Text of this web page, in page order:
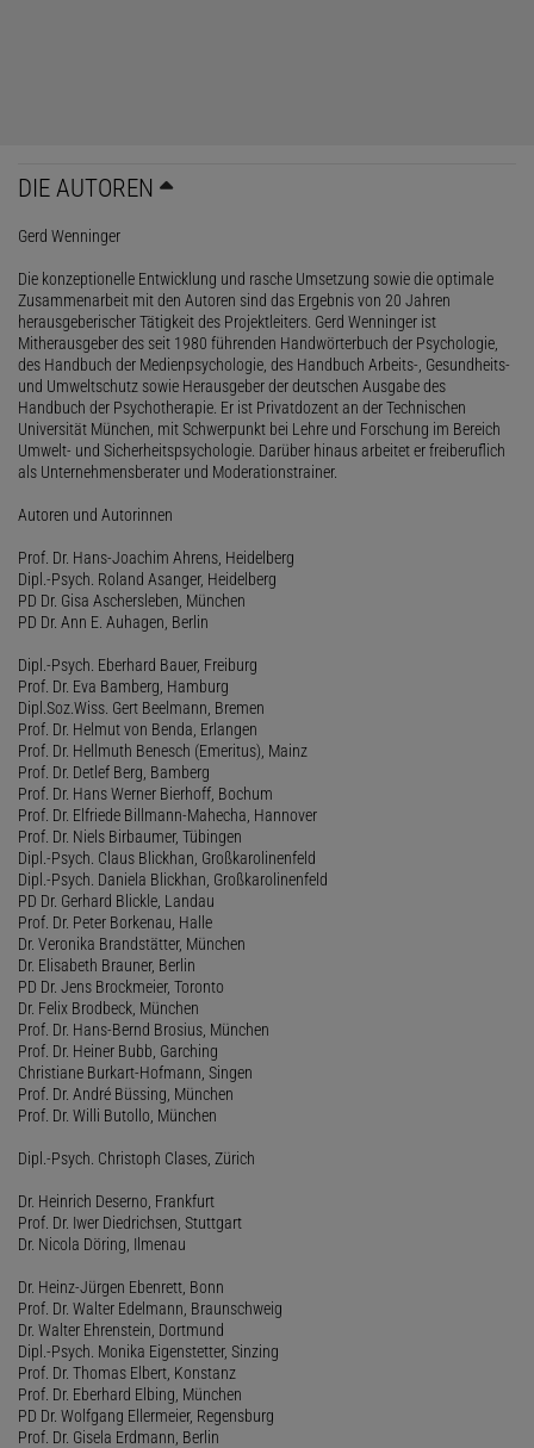
DIE AUTOREN
Gerd Wenninger
Die konzeptionelle Entwicklung und rasche Umsetzung sowie die optimale
Zusammenarbeit mit den Autoren sind das Ergebnis von 20 Jahren
herausgeberischer Tätigkeit des Projektleiters. Gerd Wenninger ist
Mitherausgeber des seit 1980 führenden Handwörterbuch der Psychologie,
des Handbuch der Medienpsychologie, des Handbuch Arbeits-, Gesundheits-
und Umweltschutz sowie Herausgeber der deutschen Ausgabe des
Handbuch der Psychotherapie. Er ist Privatdozent an der Technischen
Universität München, mit Schwerpunkt bei Lehre und Forschung im Bereich
Umwelt- und Sicherheitspsychologie. Darüber hinaus arbeitet er freiberuflich
als Unternehmensberater und Moderationstrainer.
Autoren und Autorinnen
Prof. Dr. Hans-Joachim Ahrens, Heidelberg
Dipl.-Psych. Roland Asanger, Heidelberg
PD Dr. Gisa Aschersleben, München
PD Dr. Ann E. Auhagen, Berlin
Dipl.-Psych. Eberhard Bauer, Freiburg
Prof. Dr. Eva Bamberg, Hamburg
Dipl.Soz.Wiss. Gert Beelmann, Bremen
Prof. Dr. Helmut von Benda, Erlangen
Prof. Dr. Hellmuth Benesch (Emeritus), Mainz
Prof. Dr. Detlef Berg, Bamberg
Prof. Dr. Hans Werner Bierhoff, Bochum
Prof. Dr. Elfriede Billmann-Mahecha, Hannover
Prof. Dr. Niels Birbaumer, Tübingen
Dipl.-Psych. Claus Blickhan, Großkarolinenfeld
Dipl.-Psych. Daniela Blickhan, Großkarolinenfeld
PD Dr. Gerhard Blickle, Landau
Prof. Dr. Peter Borkenau, Halle
Dr. Veronika Brandstätter, München
Dr. Elisabeth Brauner, Berlin
PD Dr. Jens Brockmeier, Toronto
Dr. Felix Brodbeck, München
Prof. Dr. Hans-Bernd Brosius, München
Prof. Dr. Heiner Bubb, Garching
Christiane Burkart-Hofmann, Singen
Prof. Dr. André Büssing, München
Prof. Dr. Willi Butollo, München
Dipl.-Psych. Christoph Clases, Zürich
Dr. Heinrich Deserno, Frankfurt
Prof. Dr. Iwer Diedrichsen, Stuttgart
Dr. Nicola Döring, Ilmenau
Dr. Heinz-Jürgen Ebenrett, Bonn
Prof. Dr. Walter Edelmann, Braunschweig
Dr. Walter Ehrenstein, Dortmund
Dipl.-Psych. Monika Eigenstetter, Sinzing
Prof. Dr. Thomas Elbert, Konstanz
Prof. Dr. Eberhard Elbing, München
PD Dr. Wolfgang Ellermeier, Regensburg
Prof. Dr. Gisela Erdmann, Berlin